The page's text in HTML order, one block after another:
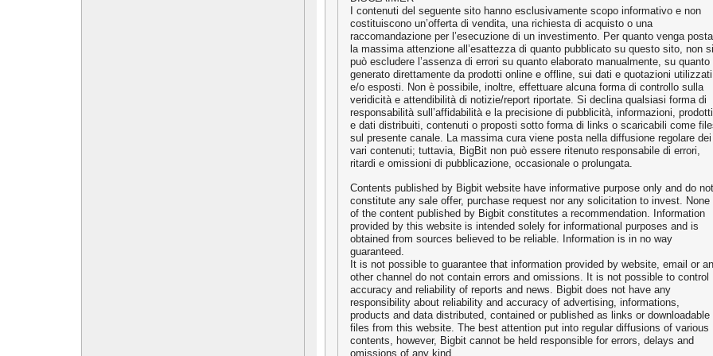
I contenuti del seguente sito hanno esclusivamente scopo informativo e non
costituiscono un’offerta di vendita, una richiesta di acquisto o una
raccomandazione per l’esecuzione di un investimento. Per quanto venga posta
la massima attenzione all’esattezza di quanto pubblicato su questo sito, non si
può escludere l’assenza di errori su quanto elaborato manualmente, su quanto
generato direttamente da prodotti online e offline, sui dati e quotazioni utilizzati
e/o esposti. Non è possibile, inoltre, effettuare alcuna forma di controllo sulla
veridicità e attendibilità di notizie/report riportate. Si declina qualsiasi forma di
responsabilità sull’affidabilità e la precisione di pubblicità, informazioni, prodotti
e dati distribuiti, contenuti o proposti sotto forma di links o scaricabili come
sul presente canale. La massima cura viene posta nella diffusione regolare dei
vari contenuti; tuttavia, BigBit non può essere ritenuto responsabile di errori,
ritardi e omissioni di pubblicazione, occasionale o prolungata.
Contents published by Bigbit website have informative purpose only and do not
constitute any sale offer, purchase request nor any solicitation to invest. None
of the content published by Bigbit constitutes a recommendation. Information
provided by this website is intended solely for informational purposes and is
obtained from sources believed to be reliable. Information is in no way
guaranteed.
It is not possible to guarantee that information provided by website, email or
other channel do not contain errors and omissions. It is not possible to control
accuracy and reliability of reports and news. Bigbit does not have any
responsibility about reliability and accuracy of advertising, informations,
products and data distributed, contained or published as links or downloadable
files from this website. The best attention put into regular diffusions of various
contents, however, Bigbit cannot be held responsible for errors, delays and
omissions of any kind.